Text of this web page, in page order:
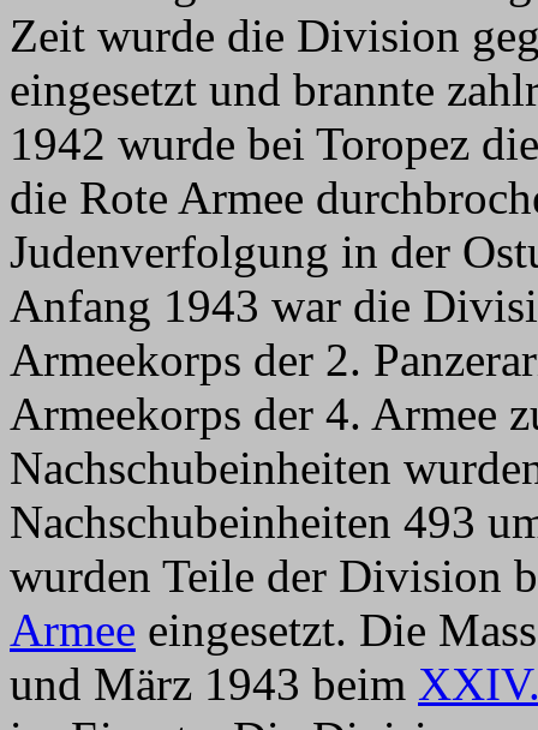
Zeit wurde die Division
eingesetzt und brannte
1942 wurde bei Toropez
die Rote Armee
Judenverfolgung in der
Anfang 1943 war die
Armeekorps der 2.
Armeekorps der 4. Armee
Nachschubeinheiten
Nachschubeinheiten 493
wurden Teile der Division
Armee eingesetzt. Die
und März 1943 beim